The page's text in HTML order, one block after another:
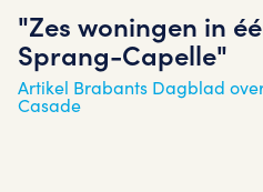
"Zes woningen in
Sprang-Capelle"
Artikel Brabants Dagblad
Casade